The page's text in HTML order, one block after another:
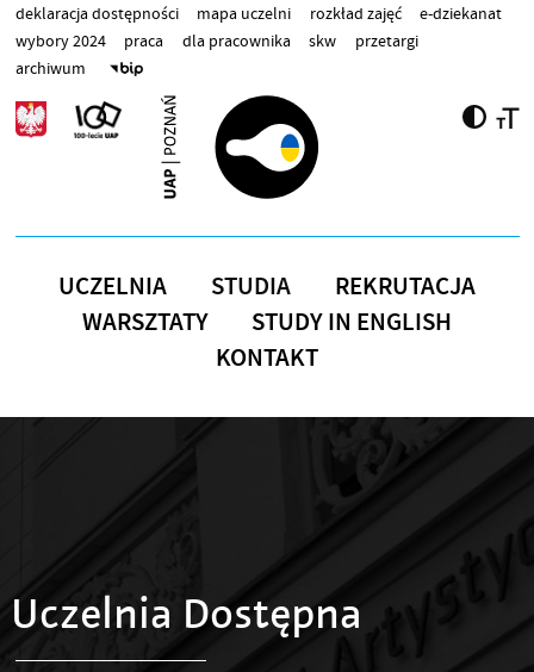
Przejdź do treści
deklaracja dostępności mapa uczelni rozkład zajęć
e-dziekanat
wybory 2024
praca dla pracownika skw
przetargi
archiwum
UCZELNIA STUDIA
REKRUTACJA
WARSZTATY
STUDY IN ENGLISH
KONTAKT
Uczelnia Dostępna